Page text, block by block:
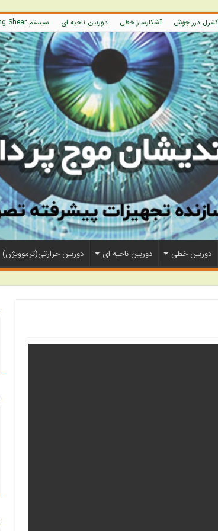
درز جوش آشکارساز خطی دوربین ناحیه ای سیستم Flying Shear
دوربین خطی دوربین ناحیه ای دوربین حرارتی(ترموویژن)